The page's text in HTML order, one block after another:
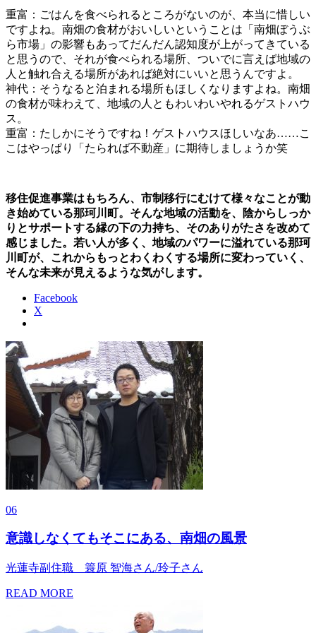
重富：ごはんを食べられるところがないのが、本当に惜しい
ですよね。南畑の食材がおいしいということは「南畑ぼうぶ
ら市場」の影響もあってだんだん認知度が上がってきている
と思うので、それが食べられる場所、ついでに言えば地域の
人と触れ合える場所があれば絶対にいいと思うんですよ。
神代：そうなると泊まれる場所もほしくなりますよね。南畑
の食材が味わえて、地域の人ともわいわいやれるゲストハウ
ス。
重富：たしかにそうですね！ゲストハウスほしいなあ……こ
こはやっぱり「たられば不動産」に期待しましょうか笑
移住促進事業はもちろん、市制移行にむけて様々なことが動
き始めている那珂川町。そんな地域の活動を、陰からしっか
りとサポートする縁の下の力持ち、そのありがたさを改めて
感じました。若い人が多く、地域のパワーに溢れている那珂
川町が、これからもっとわくわくする場所に変わっていく、
そんな未来が見えるような気がします。
Facebook
X
06
意識しなくてもそこにある、南畑の風景
光蓮寺副住職 簑原 智海さん/玲子さん
READ MORE